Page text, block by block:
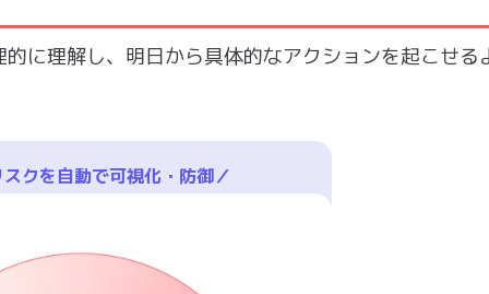
に理解し、明日から具体的なアクションを起こせる
クを自動で可視化・防御／